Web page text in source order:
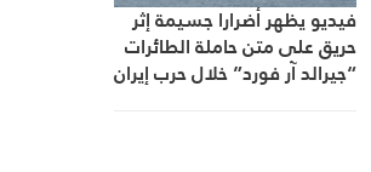
فيديو يظهر أضرارا جسيمة إثر
حريق على متن حاملة الطائرات
“جيرالد آر فورد” خلال حرب إيران